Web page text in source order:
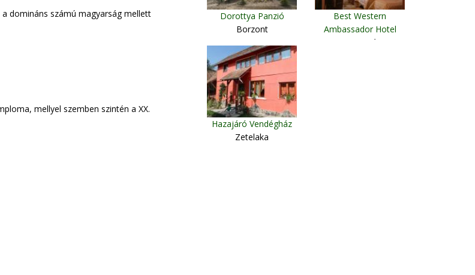
domináns számú magyarság mellett
mellyel szemben szintén a XX.
Dorottya Panzió
Borzont
Best Western
Ambassador Hotel
Temesvár
Hazajáró Vendégház
Zetelaka